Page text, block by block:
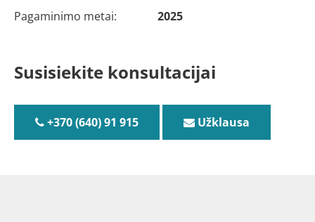
Pagaminimo metai:
2025
Susisiekite konsultacijai
+370 (640) 91 915 Užklausa